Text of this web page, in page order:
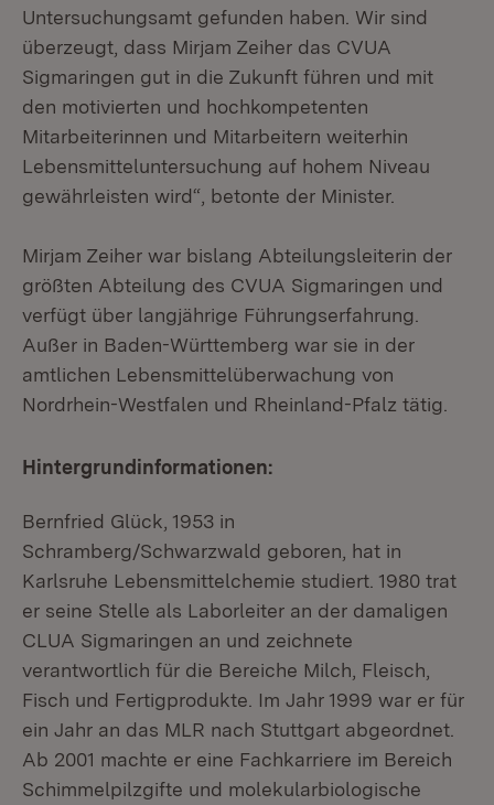
Untersuchungsamt gefunden haben. Wir sind
überzeugt, dass Mirjam Zeiher das CVUA
Sigmaringen gut in die Zukunft führen und mit
den motivierten und hochkompetenten
Mitarbeiterinnen und Mitarbeitern weiterhin
Lebensmitteluntersuchung auf hohem Niveau
gewährleisten wird“, betonte der Minister.
Mirjam Zeiher war bislang Abteilungsleiterin der
größten Abteilung des CVUA Sigmaringen und
verfügt über langjährige Führungserfahrung.
Außer in Baden-Württemberg war sie in der
amtlichen Lebensmittelüberwachung von
Nordrhein-Westfalen und Rheinland-Pfalz tätig.
Hintergrundinformationen:
Bernfried Glück, 1953 in
Schramberg/Schwarzwald geboren, hat in
Karlsruhe Lebensmittelchemie studiert. 1980 trat
er seine Stelle als Laborleiter an der damaligen
CLUA Sigmaringen an und zeichnete
verantwortlich für die Bereiche Milch, Fleisch,
Fisch und Fertigprodukte. Im Jahr 1999 war er für
ein Jahr an das MLR nach Stuttgart abgeordnet.
Ab 2001 machte er eine Fachkarriere im Bereich
Schimmelpilzgifte und molekularbiologische